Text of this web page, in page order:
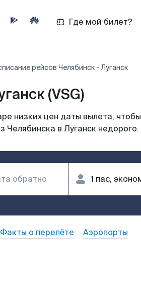
Где мой билет?
рейсов Челябинск - Луганск
(VSG)
низких цен даты вылета, чтобы
Челябинска в Луганск недорого.
Факты о перелёте Аэропорты